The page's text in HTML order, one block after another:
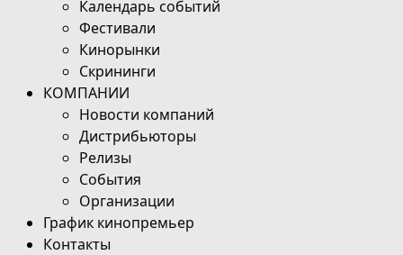
Календарь событий
Фестивали
Кинорынки
Скрининги
КОМПАНИИ
Новости компаний
Дистрибьюторы
Релизы
События
Организации
График кинопремьер
Контакты